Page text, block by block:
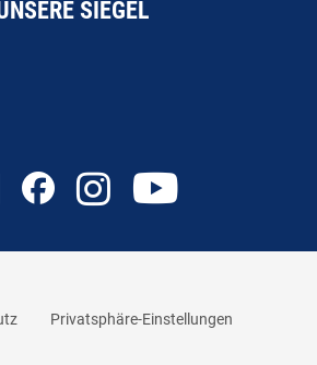
SIEGEL
Privatsphäre-Einstellungen